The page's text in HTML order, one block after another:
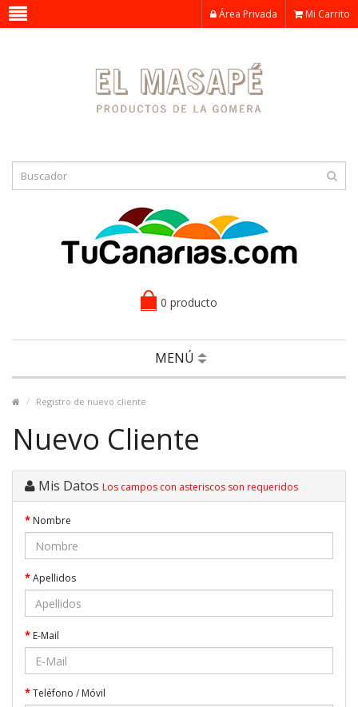
Área Privada Mi Carrito
0 producto
MENÚ
Registro de nuevo cliente
Nuevo Cliente
Mis Datos Los campos con asteriscos son requeridos
Nombre
Apellidos
E-Mail
Teléfono / Móvil